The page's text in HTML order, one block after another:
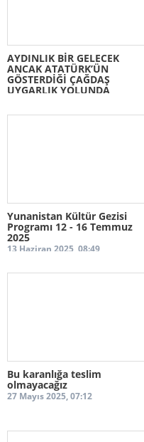
Foto Galeri
Videolar
İletişim
AYDINLIK BİR GELECEK
ANCAK ATATÜRK’ÜN
GÖSTERDİĞİ ÇAĞDAŞ
UYGARLIK YOLUNDA
01 Eylül 2025, 07:06
Yunanistan Kültür Gezisi
Programı 12 - 16 Temmuz
2025
13 Haziran 2025, 08:49
Bu karanlığa teslim
olmayacağız
27 Mayıs 2025, 07:12